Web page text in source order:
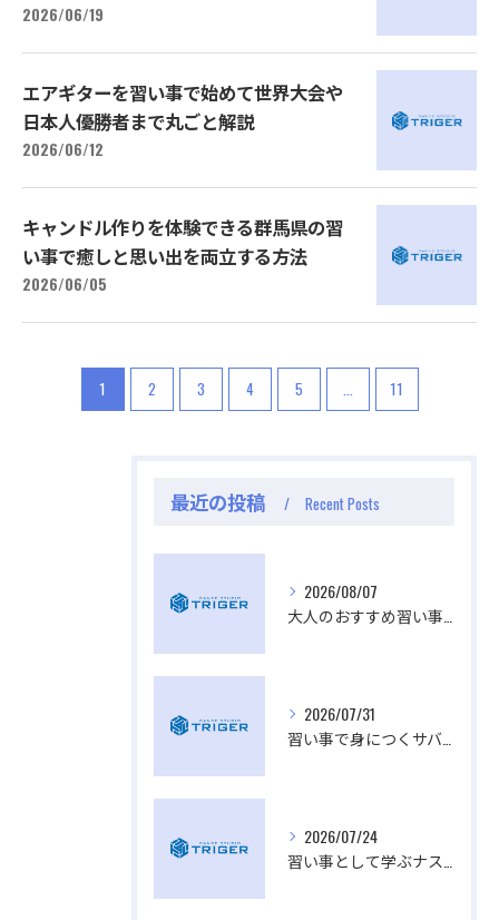
2026/06/19
エアギターを習い事で始めて世界大会や
日本人優勝者まで丸ごと解説
2026/06/12
キャンドル作りを体験できる群馬県の習
い事で癒しと思い出を両立する方法
2026/06/05
1 2 3 4 5 ... 11
最近の投稿 Recent Posts
2026/08/07
2026/07/31
2026/07/24
公式ラジオ番組「ダンスのとなり」スタート！ スタ
ジオのこと、先生たちのことなどゆるく配信中
公式ラジオ番組「ダンスのとなり」スタート！ スタ
ジオのこと、先生たちのことなどゆるく配信中